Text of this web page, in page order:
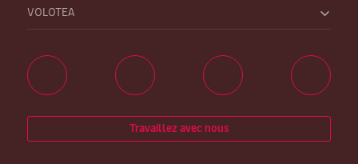
VOLOTEA
Travaillez avec nous